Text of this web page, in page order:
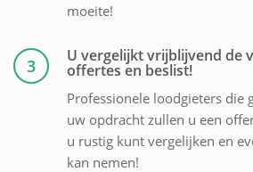
moeite!
3 U vergelijkt vrijblijvend de
offertes en beslist!
Professionele loodgieters die
uw opdracht zullen u een
u rustig kunt vergelijken en
kan nemen!